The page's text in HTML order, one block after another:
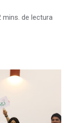
mins. de lectura